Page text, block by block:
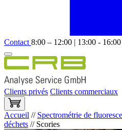
Contact 8:00 – 12:00 | 13:00 - 16:00
Clients privés Clients commerciaux
Accueil // Spectrométrie de
déchets // Scories